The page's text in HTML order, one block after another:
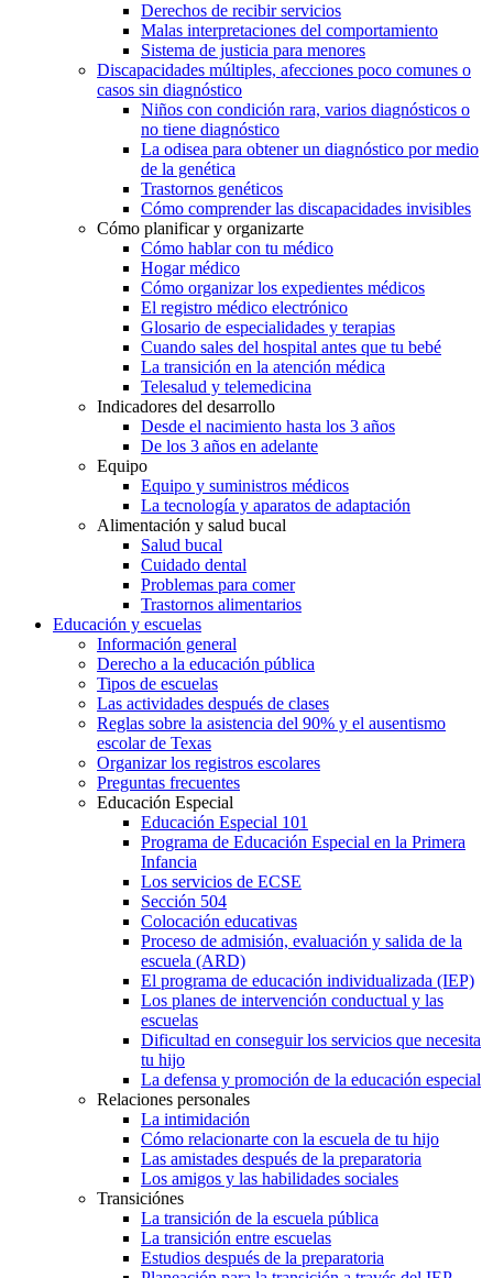
Derechos de recibir servicios
Malas interpretaciones del comportamiento
Sistema de justicia para menores
Discapacidades múltiples, afecciones poco comunes o
casos sin diagnóstico
Niños con condición rara, varios diagnósticos o
no tiene diagnóstico
La odisea para obtener un diagnóstico por medio
de la genética
Trastornos genéticos
Cómo comprender las discapacidades invisibles
Cómo planificar y organizarte
Cómo hablar con tu médico
Hogar médico
Cómo organizar los expedientes médicos
El registro médico electrónico
Glosario de especialidades y terapias
Cuando sales del hospital antes que tu bebé
La transición en la atención médica
Telesalud y telemedicina
Indicadores del desarrollo
Desde el nacimiento hasta los 3 años
De los 3 años en adelante
Equipo
Equipo y suministros médicos
La tecnología y aparatos de adaptación
Alimentación y salud bucal
Salud bucal
Cuidado dental
Problemas para comer
Trastornos alimentarios
Educación y escuelas
Información general
Derecho a la educación pública
Tipos de escuelas
Las actividades después de clases
Reglas sobre la asistencia del 90% y el ausentismo
escolar de Texas
Organizar los registros escolares
Preguntas frecuentes
Educación Especial
Educación Especial 101
Programa de Educación Especial en la Primera
Infancia
Los servicios de ECSE
Sección 504
Colocación educativas
Proceso de admisión, evaluación y salida de la
escuela (ARD)
El programa de educación individualizada (IEP)
Los planes de intervención conductual y las
escuelas
Dificultad en conseguir los servicios que necesita
tu hijo
La defensa y promoción de la educación especial
Relaciones personales
La intimidación
Cómo relacionarte con la escuela de tu hijo
Las amistades después de la preparatoria
Los amigos y las habilidades sociales
Transiciónes
La transición de la escuela pública
La transición entre escuelas
Estudios después de la preparatoria